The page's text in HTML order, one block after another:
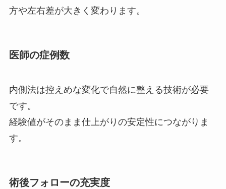
方や左右差が大きく変わります。
医師の症例数
内側法は控えめな変化で自然に整える技術が必要
です。
経験値がそのまま仕上がりの安定性につながりま
す。
術後フォローの充実度